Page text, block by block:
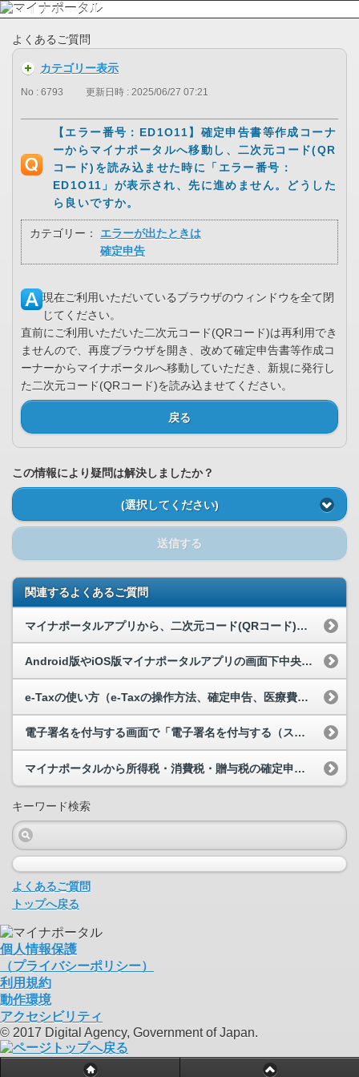
よくあるご質問
カテゴリー表示
No : 6793 更新日時 : 2025/06/27 07:21
【エラー番号：ED1O11】確定申告書等作成コーナ
ーからマイナポータルへ移動し、二次元コード(QR
コード)を読み込ませた時に「エラー番号：
ED1O11」が表示され、先に進めません。どうした
ら良いですか。
カテゴリー：
エラーが出たときは
確定申告
現在ご利用いただいているブラウザのウィンドウを全て閉
じてください。
直前にご利用いただいた二次元コード(QRコード)は再利用でき
ませんので、再度ブラウザを開き、改めて確定申告書等作成コ
ーナーからマイナポータルへ移動していただき、新規に発行し
た二次元コード(QRコード)を読み込ませてください。
戻る
この情報により疑問は解決しましたか？
(選択してください)
送信する
関連するよくあるご質問
マイナポータルアプリから、二次元コード(QRコード)を使ったログインができません。
Android版やiOS版マイナポータルアプリの画面下中央に表示されている「読取り」ボタンをタ...
e-Taxの使い方（e-Taxの操作方法、確定申告、医療費控除の手続き等）について教えてください。
電子署名を付与する画面で「電子署名を付与する（スマートフォン）」を押して表示された二次元コード...
マイナポータルから所得税・消費税・贈与税の確定申告書の作成ができますか。
キーワード検索
よくあるご質問
トップへ戻る
個人情報保護
（プライバシーポリシー）
利用規約
動作環境
アクセシビリティ
© 2017 Digital Agency, Government of Japan.